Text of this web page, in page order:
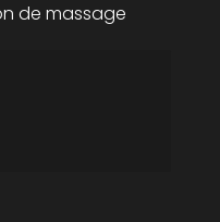
de massage